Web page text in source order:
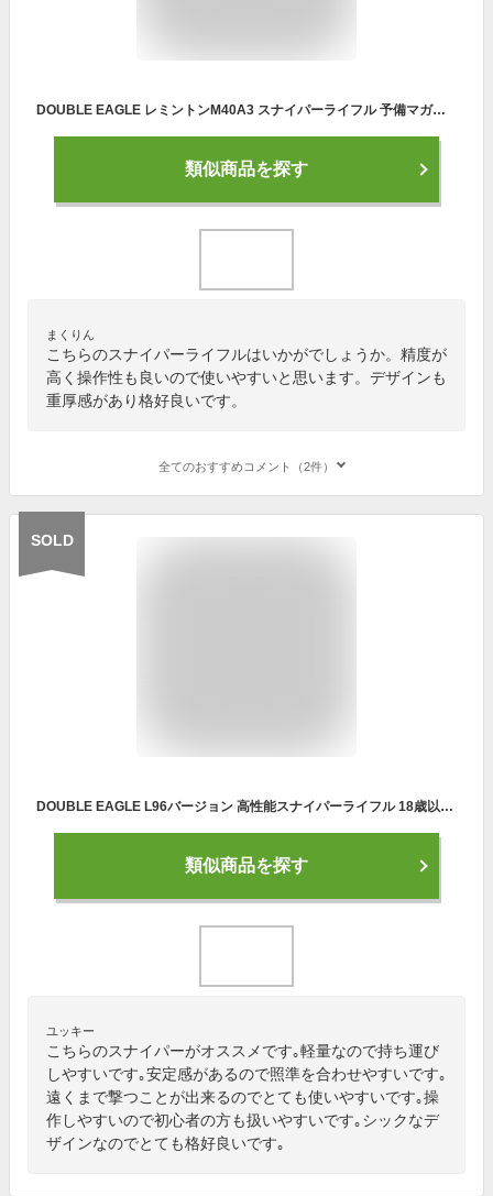
DOUBLE EAGLE レミントンM40A3 スナイパーライフル 予備マガジン付き 18歳以上フルセットエアガン サバゲー
類似商品を探す
まくりん
こちらのスナイパーライフルはいかがでしょうか。精度が
高く操作性も良いので使いやすいと思います。デザインも
重厚感があり格好良いです。
全てのおすすめコメント（2件）
SOLD
DOUBLE EAGLE L96バージョン 高性能スナイパーライフル 18歳以上フルセットエアガン ボルトアクション式ボルトアクション式 エアガン
類似商品を探す
ユッキー
こちらのスナイパーがオススメです｡軽量なので持ち運び
しやすいです｡安定感があるので照準を合わせやすいです｡
遠くまで撃つことが出来るのでとても使いやすいです｡操
作しやすいので初心者の方も扱いやすいです｡シックなデ
ザインなのでとても格好良いです｡